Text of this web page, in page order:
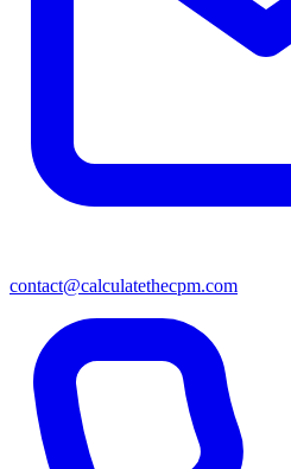
contact@calculatethecpm.com